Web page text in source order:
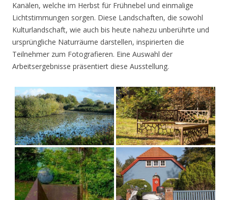
Kanälen, welche im Herbst für Frühnebel und einmalige
Lichtstimmungen sorgen. Diese Landschaften, die sowohl
Kulturlandschaft, wie auch bis heute nahezu unberührte und
ursprüngliche Naturräume darstellen, inspirierten die
Teilnehmer zum Fotografieren. Eine Auswahl der
Arbeitsergebnisse präsentiert diese Ausstellung.